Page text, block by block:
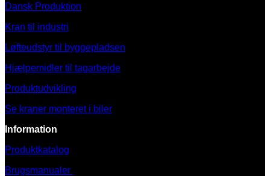
Dansk Produktion
Kran til industri
Løfteudstyr til byggepladsen
Hjælpemidler til tagarbejde
Produktudvikling
Se kraner monteret i biler
Information
Produktkatalog
Brugsmanualer